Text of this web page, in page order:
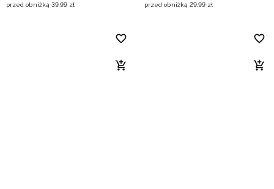
przed obniżką 39,99 zł
przed obniżką 29,99 zł